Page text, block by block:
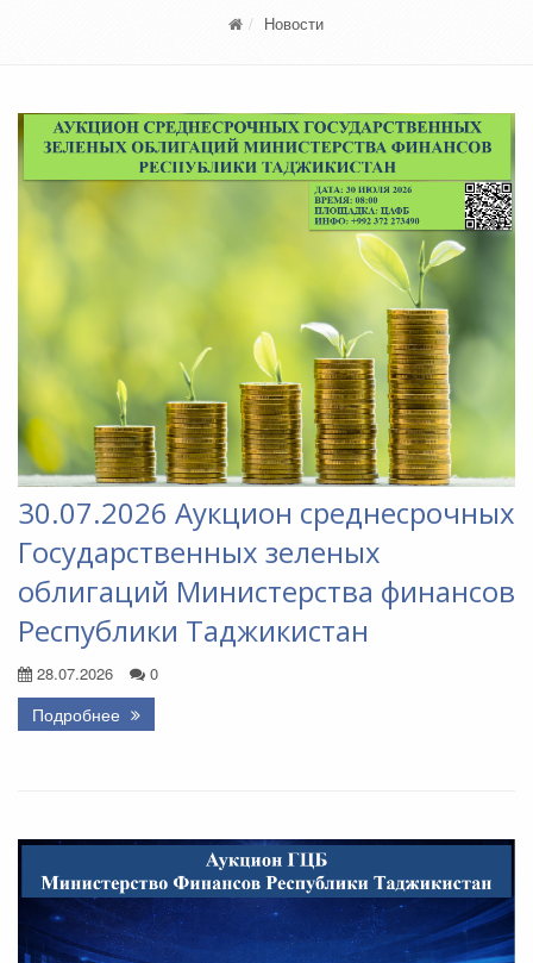
Новости
30.07.2026 Аукцион среднесрочных
Государственных зеленых
облигаций Министерства финансов
Республики Таджикистан
28.07.2026 0
Подробнее